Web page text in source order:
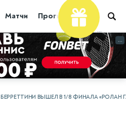
Матчи Прогнозы Новости
...
...
БЕРРЕТТИНИ ВЫШЕЛ В 1/8 ФИНАЛА «РОЛАН